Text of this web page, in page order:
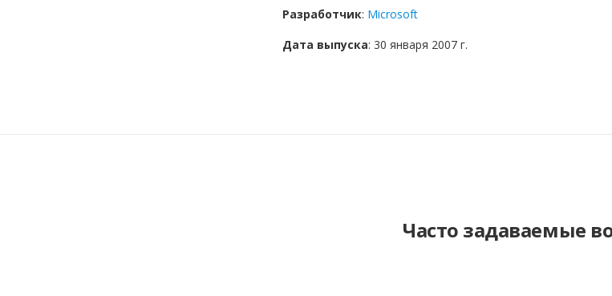
Разработчик: Microsoft
Дата выпуска: 30 января 2007 г.
Часто задаваемые